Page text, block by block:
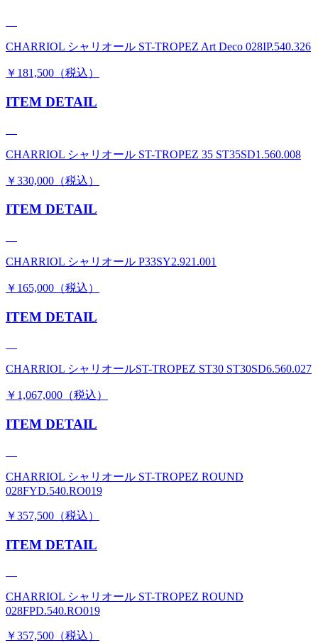
CHARRIOL シャリオール ST-TROPEZ Art Deco 028IP.540.326
￥181,500（税込）
ITEM DETAIL
CHARRIOL シャリオール ST-TROPEZ 35 ST35SD1.560.008
￥330,000（税込）
ITEM DETAIL
CHARRIOL シャリオール P33SY2.921.001
￥165,000（税込）
ITEM DETAIL
CHARRIOL シャリオールST-TROPEZ ST30 ST30SD6.560.027
￥1,067,000（税込）
ITEM DETAIL
CHARRIOL シャリオール ST-TROPEZ ROUND
028FYD.540.RO019
￥357,500（税込）
ITEM DETAIL
CHARRIOL シャリオール ST-TROPEZ ROUND
028FPD.540.RO019
￥357,500（税込）